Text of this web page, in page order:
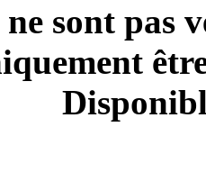
sont pas